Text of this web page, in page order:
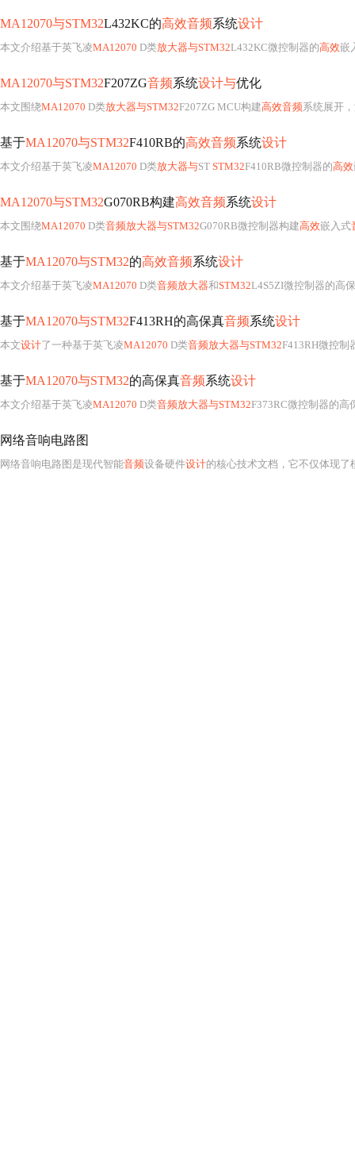
MA12070与STM32L432KC的高效音频系统设计
本文介绍基于英飞凌MA12070 D类放大器与STM32L432KC微控制器的高效嵌
MA12070与STM32F207ZG音频系统设计与优化
本文围绕MA12070 D类放大器与STM32F207ZG MCU构建高效音频系统展开
基于MA12070与STM32F410RB的高效音频系统设计
本文介绍基于英飞凌MA12070 D类放大器与ST STM32F410RB微控制器的高效
MA12070与STM32G070RB构建高效音频系统设计
本文围绕MA12070 D类音频放大器与STM32G070RB微控制器构建高效嵌入式
基于MA12070与STM32的高效音频系统设计
本文介绍基于英飞凌MA12070 D类音频放大器和STM32L4S5ZI微控制器的高
基于MA12070与STM32F413RH的高保真音频系统设计
本文设计了一种基于英飞凌MA12070 D类音频放大器与STM32F413RH微控制
基于MA12070与STM32的高保真音频系统设计
本文介绍基于英飞凌MA12070 D类音频放大器与STM32F373RC微控制器的高
网络音响电路图
网络音响电路图是现代智能音频设备硬件设计的核心技术文档，它不仅体现了